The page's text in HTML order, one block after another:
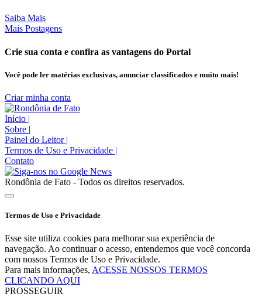
Saiba Mais
Mais Postagens
Crie sua conta e confira as vantagens do Portal
Você pode ler matérias exclusivas, anunciar classificados e muito mais!
Criar minha conta
Início |
Sobre |
Painel do Leitor |
Termos de Uso e Privacidade |
Contato
Rondônia de Fato - Todos os direitos reservados.
Termos de Uso e Privacidade
Esse site utiliza cookies para melhorar sua experiência de
navegação. Ao continuar o acesso, entendemos que você concorda
com nossos Termos de Uso e Privacidade.
Para mais informações, ACESSE NOSSOS TERMOS
CLICANDO AQUI
PROSSEGUIR